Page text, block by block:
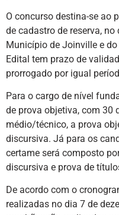
O concurso destina-se ao
de cadastro de reserva,
Município de Joinville e
Edital tem prazo de
prorrogado por igual
Para o cargo de nível
de prova objetiva, com 30
médio/técnico, a prova
discursiva. Já para os
certame será composto
discursiva e prova de
De acordo com o
realizadas no dia 7 de